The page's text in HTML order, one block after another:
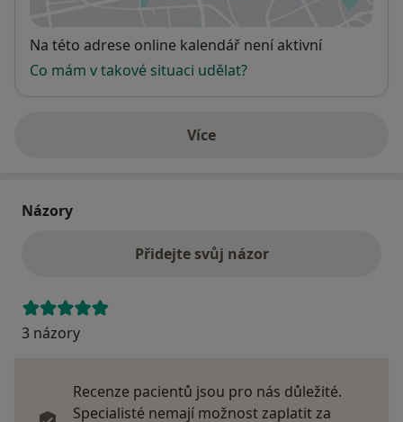
Dostupnost
Na této adrese online kalendář není aktivní
Co mám v takové situaci udělat?
Víceo adrese
Názory
Přidejte svůj názor
3 názory
Recenze pacientů jsou pro nás důležité.
Specialisté nemají možnost zaplatit za